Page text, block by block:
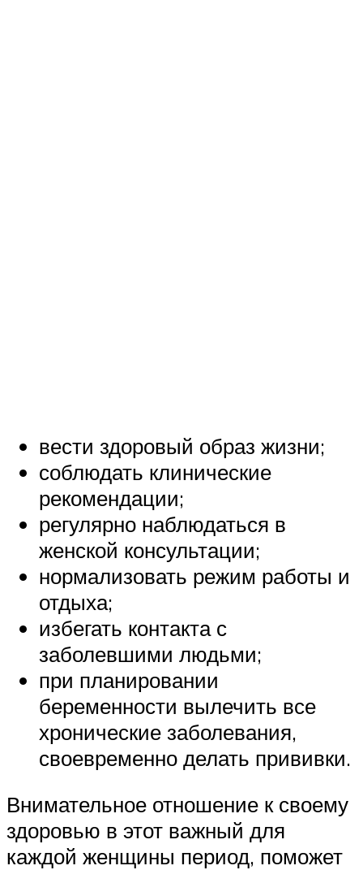
вести здоровый образ жизни;
соблюдать клинические
рекомендации;
регулярно наблюдаться в
женской консультации;
нормализовать режим работы и
отдыха;
избегать контакта с
заболевшими людьми;
при планировании
беременности вылечить все
хронические заболевания,
своевременно делать прививки.
Внимательное отношение к своему
здоровью в этот важный для
каждой женщины период, поможет